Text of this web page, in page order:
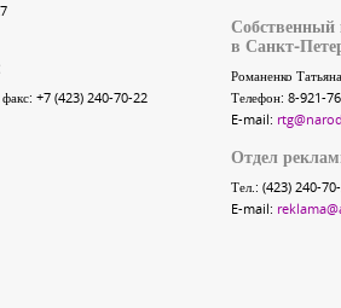
+7 (423) 240-70-22
Собственный
в Санкт-
Романенко
Телефон: 8-921-
E-mail:
Отдел
Тел.: (423) 240-
E-mail: